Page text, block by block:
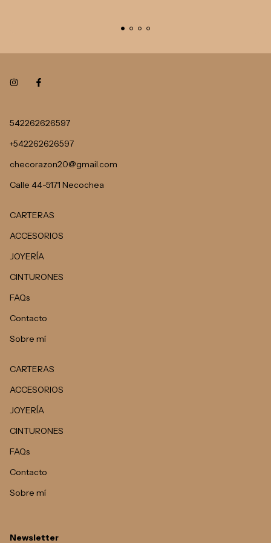
542262626597
+542262626597
checorazon20@gmail.com
Calle 44-5171 Necochea
CARTERAS
ACCESORIOS
JOYERÍA
CINTURONES
FAQs
Contacto
Sobre mí
CARTERAS
ACCESORIOS
JOYERÍA
CINTURONES
FAQs
Contacto
Sobre mí
Newsletter